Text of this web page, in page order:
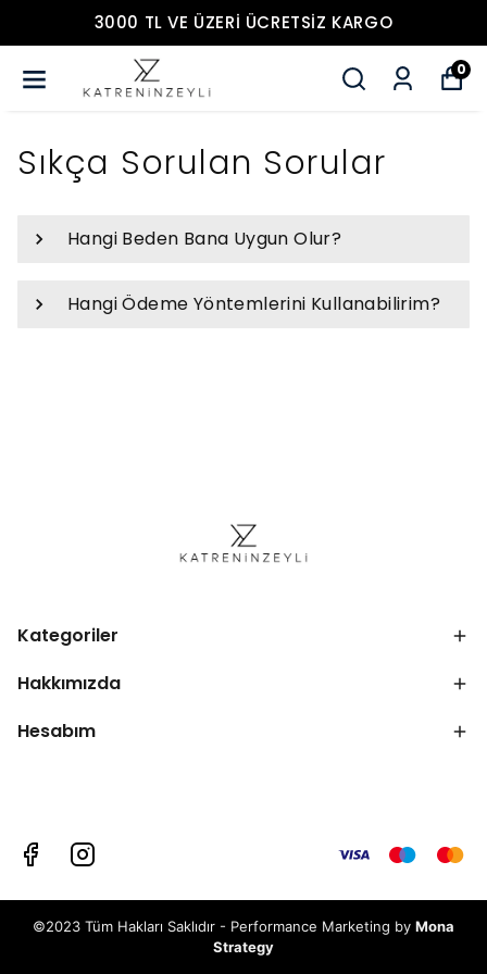
3000 TL VE ÜZERİ ÜCRETSİZ KARGO
0
Sıkça Sorulan Sorular
Hangi Beden Bana Uygun Olur?
Hangi Ödeme Yöntemlerini Kullanabilirim?
Kategoriler
Hakkımızda
Hesabım
©2023 Tüm Hakları Saklıdır - Performance Marketing by Mona
Strategy